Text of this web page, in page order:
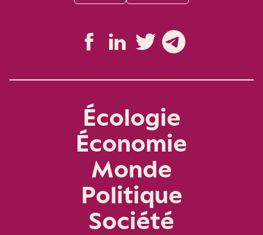
Écologie
Économie
Monde
Politique
Société